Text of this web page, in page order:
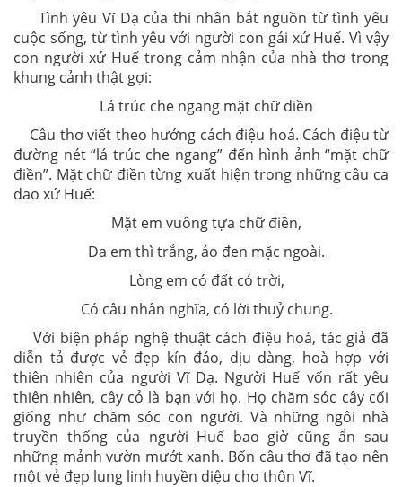
Tình yêu Vĩ Dạ của thi nhân bắt nguồn từ tình yêu
cuộc sống, từ tình yêu với người con gái xứ Huế. Vì vậy
con người xứ Huế trong cảm nhận của nhà thơ trong
khung cảnh thật gợi:
Lá trúc che ngang mặt chữ điền
Câu thơ viết theo hướng cách điệu hoá. Cách điệu từ
đường nét “lá trúc che ngang” đến hình ảnh “mặt chữ
điền”. Mặt chữ điền từng xuất hiện trong những câu ca
dao xứ Huế:
Mặt em vuông tựa chữ điền,
Da em thì trắng, áo đen mặc ngoài.
Lòng em có đất có trời,
Có câu nhân nghĩa, có lời thuỷ chung.
Với biện pháp nghệ thuật cách điệu hoá, tác giả đã
diễn tả được vẻ đẹp kín đáo, dịu dàng, hoà hợp với
thiên nhiên của người Vĩ Dạ. Người Huế vốn rất yêu
thiên nhiên, cây cỏ là bạn với họ. Họ chăm sóc cây cối
giống như chăm sóc con người. Và những ngôi nhà
truyền thống của người Huế bao giờ cũng ẩn sau
những mảnh vườn mướt xanh. Bốn câu thơ đã tạo nên
một vẻ đẹp lung linh huyền diệu cho thôn Vĩ.